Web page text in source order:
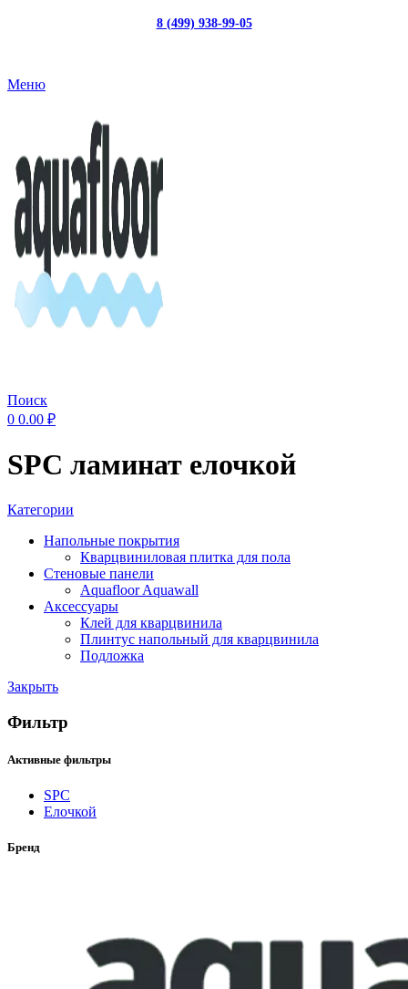
8 (499) 938-99-05
Меню
Поиск
0 0.00 ₽
SPC ламинат елочкой
Категории
Напольные покрытия
Кварцвиниловая плитка для пола
Стеновые панели
Aquafloor Aquawall
Аксессуары
Клей для кварцвинила
Плинтус напольный для кварцвинила
Подложка
Закрыть
Фильтр
Активные фильтры
SPC
Елочкой
Бренд